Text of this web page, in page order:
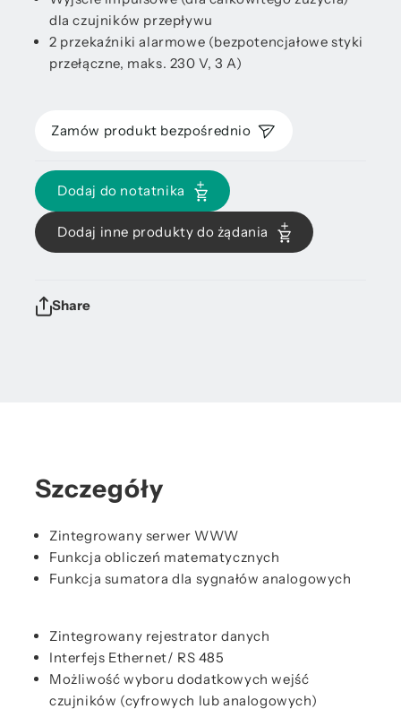
dla czujników przepływu
2 przekaźniki alarmowe (bezpotencjałowe styki
przełączne, maks. 230 V, 3 A)
Zamów produkt bezpośrednio
Dodaj do notatnika
Dodaj inne produkty do żądania
Share
Szczegóły
Zintegrowany serwer WWW
Funkcja obliczeń matematycznych
Funkcja sumatora dla sygnałów analogowych
Zintegrowany rejestrator danych
Interfejs Ethernet/ RS 485
Możliwość wyboru dodatkowych wejść
czujników (cyfrowych lub analogowych)